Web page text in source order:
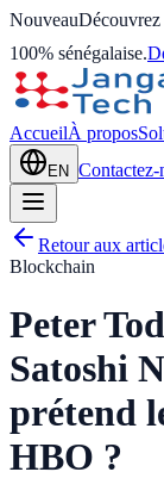
Nouveau
100% sénégalaise.
AccueilÀ propos
EN Contactez-
Retour aux
Blockchain
Peter
Satoshi
prétend
HBO ?